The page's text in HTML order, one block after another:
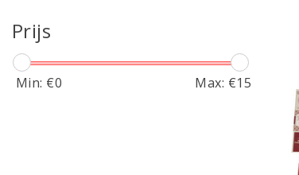
Prijs
Min: €0 Max: €15